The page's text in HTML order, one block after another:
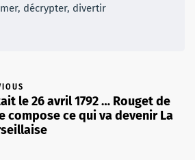
décrypter, divertir
le 26 avril 1792 … Rouget de
compose ce qui va devenir La